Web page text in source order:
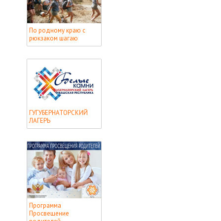
По родному краю с
рюкзаком шагаю
ГУГУБЕРНАТОРСКИЙ
ЛАГЕРЬ
Программа
Просвещение